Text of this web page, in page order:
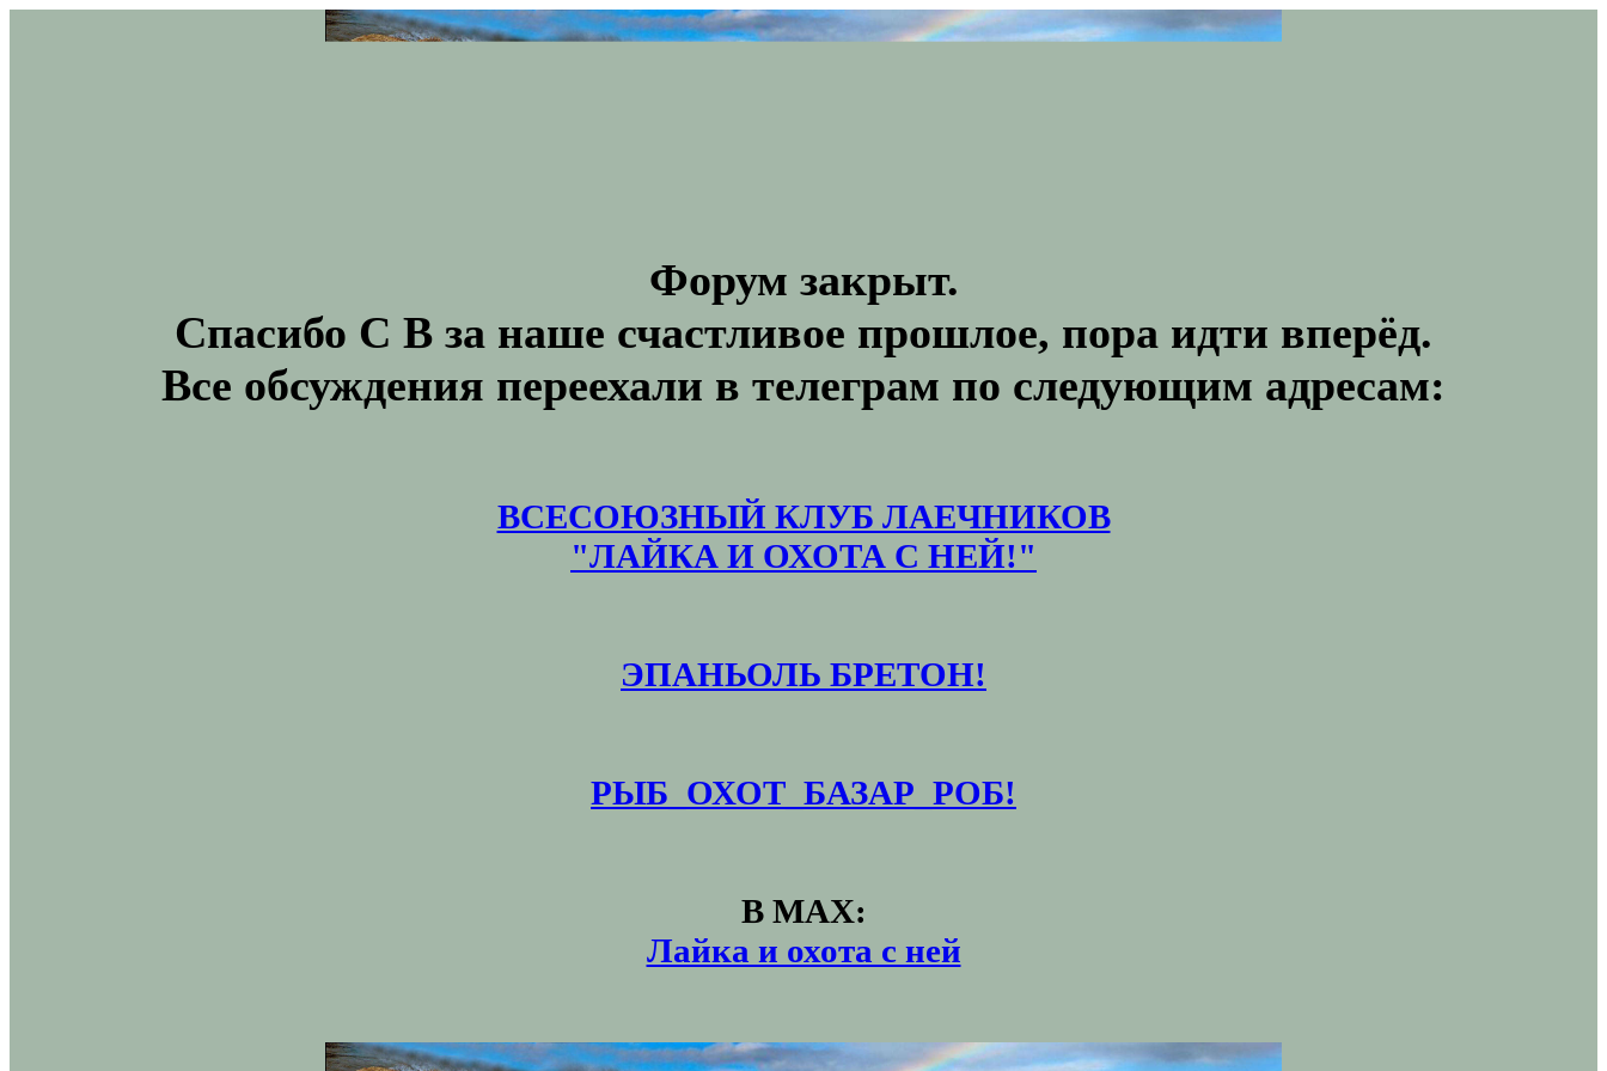
Форум закрыт.
Спасибо С В за наше счастливое прошлое, пора идти вперёд.
Все обсуждения переехали в телеграм по следующим адресам:
ВСЕСОЮЗНЫЙ КЛУБ ЛАЕЧНИКОВ
"ЛАЙКА И ОХОТА С НЕЙ!"
ЭПАНЬОЛЬ БРЕТОН!
РЫБ_ОХОТ_БАЗАР_РОБ!
В MAX:
Лайка и охота с ней